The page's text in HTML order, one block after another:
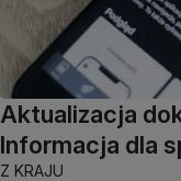
Aktualizacja
Informacja dla
Z KRAJU